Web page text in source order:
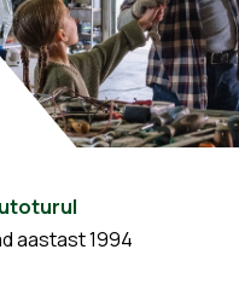
aastast 1994